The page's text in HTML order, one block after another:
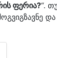
ფერია?“.
და